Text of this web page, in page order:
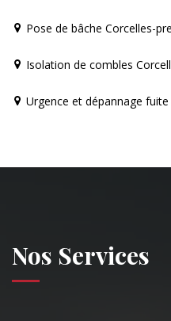
Pose de bâche Corcelles-
Isolation de combles
Urgence et dépannage
Nos Services